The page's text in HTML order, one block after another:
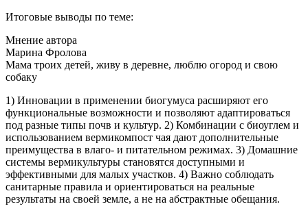
Итоговые выводы по теме:
Мнение автора
Марина Фролова
Мама троих детей, живу в деревне, люблю огород и свою
собаку
1) Инновации в применении биогумуса расширяют его
функциональные возможности и позволяют адаптироваться
под разные типы почв и культур. 2) Комбинации с биоуглем и
использованием вермикомпост чая дают дополнительные
преимущества в влаго- и питательном режимах. 3) Домашние
системы вермикультуры становятся доступными и
эффективными для малых участков. 4) Важно соблюдать
санитарные правила и ориентироваться на реальные
результаты на своей земле, а не на абстрактные обещания.